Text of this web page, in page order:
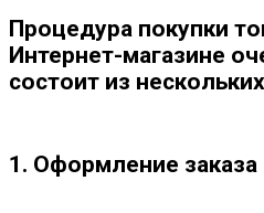
Процедура покупки
Интернет-магазине
состоит из
1. Оформление заказа